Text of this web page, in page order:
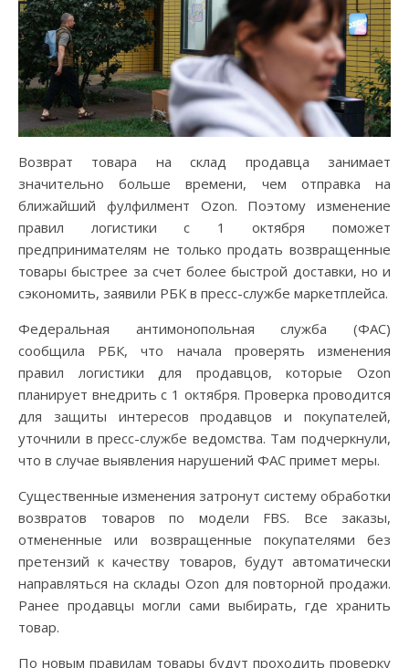
Возврат товара на склад продавца занимает
значительно больше времени, чем отправка на
ближайший фулфилмент Ozon. Поэтому изменение
правил логистики с 1 октября поможет
предпринимателям не только продать возвращенные
товары быстрее за счет более быстрой доставки, но и
сэкономить, заявили РБК в пресс-службе маркетплейса.
Федеральная антимонопольная служба (ФАС)
сообщила РБК, что начала проверять изменения
правил логистики для продавцов, которые Ozon
планирует внедрить с 1 октября. Проверка проводится
для защиты интересов продавцов и покупателей,
уточнили в пресс-службе ведомства. Там подчеркнули,
что в случае выявления нарушений ФАС примет меры.
Существенные изменения затронут систему обработки
возвратов товаров по модели FBS. Все заказы,
отмененные или возвращенные покупателями без
претензий к качеству товаров, будут автоматически
направляться на склады Ozon для повторной продажи.
Ранее продавцы могли сами выбирать, где хранить
товар.
По новым правилам товары будут проходить проверку